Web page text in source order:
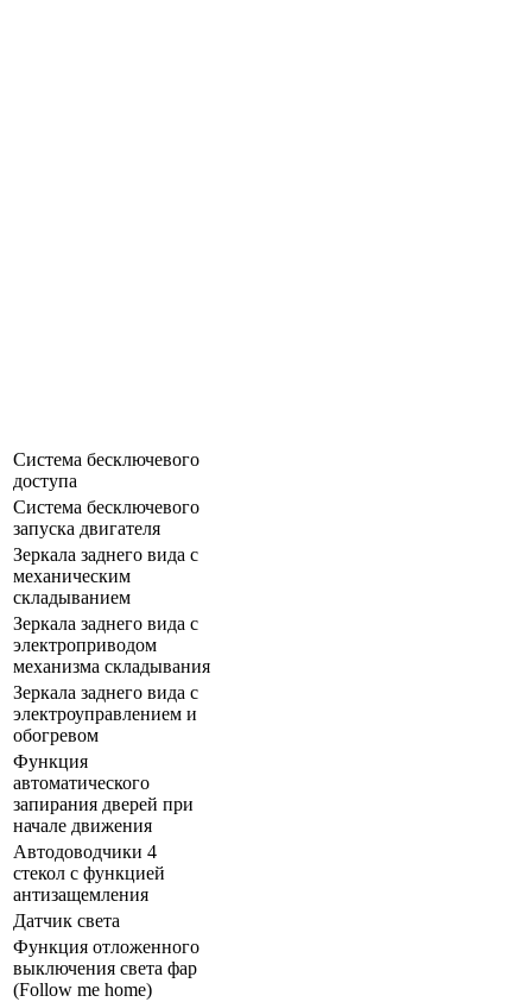
Система бесключевого
доступа
Система бесключевого
запуска двигателя
Зеркала заднего вида с
механическим
складыванием
Зеркала заднего вида с
электроприводом
механизма складывания
Зеркала заднего вида с
электроуправлением и
обогревом
Функция
автоматического
запирания дверей при
начале движения
Автодоводчики 4
стекол с функцией
антизащемления
Датчик света
Функция отложенного
выключения света фар
(Follow me home)